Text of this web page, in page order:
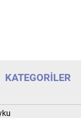
KATEGORILER